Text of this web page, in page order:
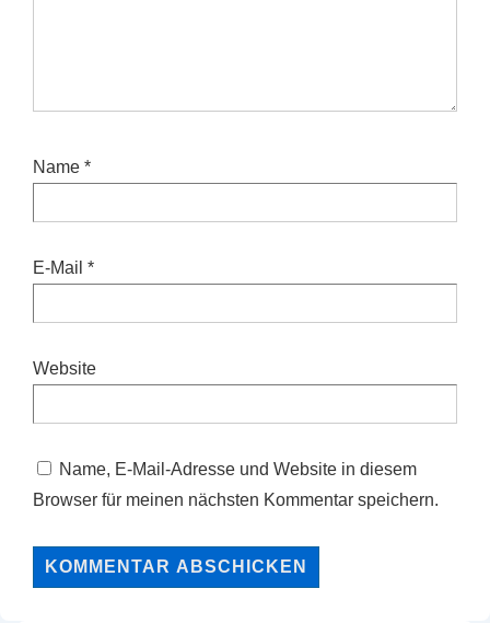
Name *
E-Mail *
Website
Name, E-Mail-Adresse und Website in diesem
Browser für meinen nächsten Kommentar speichern.